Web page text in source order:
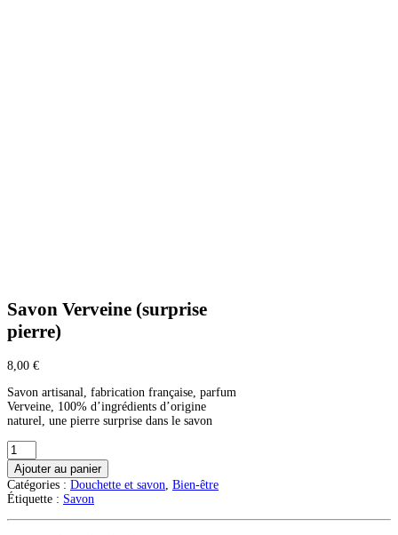
Savon Verveine (surprise
pierre)
8,00 €
Savon artisanal, fabrication française, parfum
Verveine, 100% d’ingrédients d’origine
naturel, une pierre surprise dans le savon
quantité
de
Savon
Verveine
(surprise
pierre)
Ajouter au panier
Catégories : Douchette et savon Bien-être
Étiquette : Savon